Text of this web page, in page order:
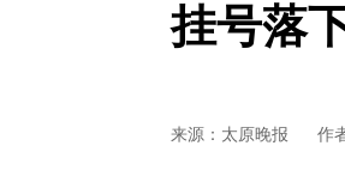
挂号落
来源： 太原晚报 作